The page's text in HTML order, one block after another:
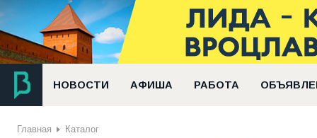
НОВОСТИ АФИША РАБОТА
Главная Каталог